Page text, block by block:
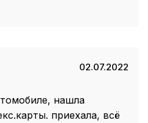
02.07.2022
нашла
приехала, всё